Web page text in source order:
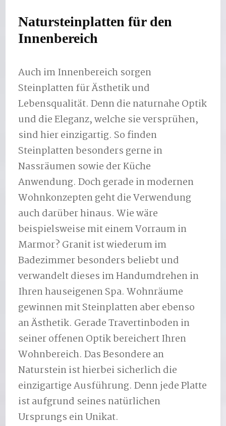
Natursteinplatten für den
Innenbereich
Auch im Innenbereich sorgen
Steinplatten für Ästhetik und
Lebensqualität. Denn die naturnahe Optik
und die Eleganz, welche sie versprühen,
sind hier einzigartig. So finden
Steinplatten besonders gerne in
Nassräumen sowie der Küche
Anwendung. Doch gerade in modernen
Wohnkonzepten geht die Verwendung
auch darüber hinaus. Wie wäre
beispielsweise mit einem Vorraum in
Marmor? Granit ist wiederum im
Badezimmer besonders beliebt und
verwandelt dieses im Handumdrehen in
Ihren hauseigenen Spa. Wohnräume
gewinnen mit Steinplatten aber ebenso
an Ästhetik. Gerade Travertinboden in
seiner offenen Optik bereichert Ihren
Wohnbereich. Das Besondere an
Naturstein ist hierbei sicherlich die
einzigartige Ausführung. Denn jede Platte
ist aufgrund seines natürlichen
Ursprungs ein Unikat.